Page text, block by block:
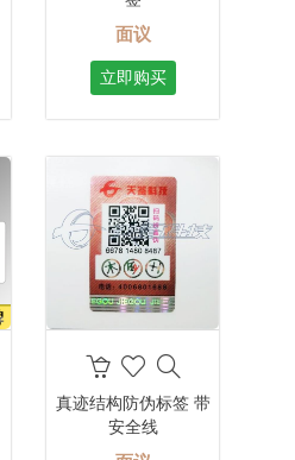
面议
立即购买
真迹结构防伪标签 带
安全线